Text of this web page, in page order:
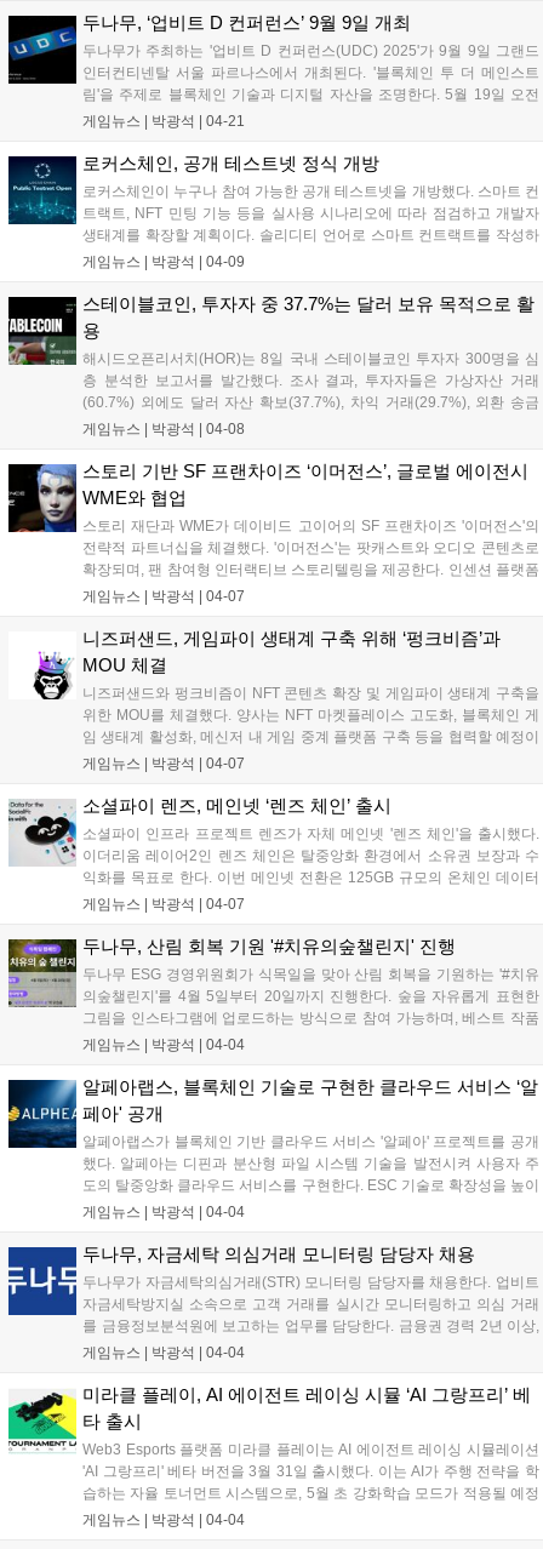
두나무, ‘업비트 D 컨퍼런스’ 9월 9일 개최
두나무가 주최하는 '업비트 D 컨퍼런스(UDC) 2025'가 9월 9일 그랜드
인터컨티넨탈 서울 파르나스에서 개최된다. '블록체인 투 더 메인스트
림'을 주제로 블록체인 기술과 디지털 자산을 조명한다. 5월 19일 오전
10시부터 얼리버드 티켓을, 6월 2일 오전 10시부터 공식 티켓을 판매한
런스다....
게임뉴스 | 박광석 04-21
로커스체인, 공개 테스트넷 정식 개방
로커스체인이 누구나 참여 가능한 공개 테스트넷을 개방했다. 스마트 컨
트랙트, NFT 민팅 기능 등을 실사용 시나리오에 따라 점검하고 개발자
생태계를 확장할 계획이다. 솔리디티 언어로 스마트 컨트랙트를 작성하
고 NFT를 민팅할 수 있으며, 강화된 익스플로러를 통해 트랜잭션 흐름을
능성도 시험할 예정이다....
게임뉴스 | 박광석 04-09
스테이블코인, 투자자 중 37.7%는 달러 보유 목적으로 활
용
해시드오픈리서치(HOR)는 8일 국내 스테이블코인 투자자 300명을 심
층 분석한 보고서를 발간했다. 조사 결과, 투자자들은 가상자산 거래
(60.7%) 외에도 달러 자산 확보(37.7%), 차익 거래(29.7%), 외환 송금
등 다양한 목적으로 스테이블코인을 활용하는 것으로 나타났다. 스테이
초반 남성이 주축을 이뤘다....
게임뉴스 | 박광석 04-08
스토리 기반 SF 프랜차이즈 ‘이머전스’, 글로벌 에이전시
WME와 협업
스토리 재단과 WME가 데이비드 고이어의 SF 프랜차이즈 '이머전스'의
전략적 파트너십을 체결했다. '이머전스'는 팟캐스트와 오디오 콘텐츠로
확장되며, 팬 참여형 인터랙티브 스토리텔링을 제공한다. 인센션 플랫폼
은 AI, 블록체인 기술을 활용해 팬과 창작자 간 협업을 지원하며, WME는
명 이상의 사용자를 확보하고, AI 스토리텔링 도구를 통해 12만 건 이상
의 공동 창작 세션을 진행했다....
게임뉴스 | 박광석 04-07
니즈퍼샌드, 게임파이 생태계 구축 위해 ‘펑크비즘’과
MOU 체결
니즈퍼샌드와 펑크비즘이 NFT 콘텐츠 확장 및 게임파이 생태계 구축을
위한 MOU를 체결했다. 양사는 NFT 마켓플레이스 고도화, 블록체인 게
임 생태계 활성화, 메신저 내 게임 중계 플랫폼 구축 등을 협력할 예정이
다. 펑크비즘은 새로운 NFT 프로젝트 '펑키 소사이어티'를 출시하여 K-
용한 T2E 게임 '토마콩즈'를 론칭했다....
게임뉴스 | 박광석 04-07
소셜파이 렌즈, 메인넷 ‘렌즈 체인’ 출시
소셜파이 인프라 프로젝트 렌즈가 자체 메인넷 '렌즈 체인'을 출시했다.
이더리움 레이어2인 렌즈 체인은 탈중앙화 환경에서 소유권 보장과 수
익화를 목표로 한다. 이번 메인넷 전환은 125GB 규모의 온체인 데이터
이전이 포함되었으며, 65만 개 이상의 이용자 프로필, 2800만 건의 소셜
어베일의 데이터 가용성을 활용해 대규모 소셜 데이터를 안정적으로 기
록할 수 있도록 지원한다....
게임뉴스 | 박광석 04-07
두나무, 산림 회복 기원 '#치유의숲챌린지' 진행
두나무 ESG 경영위원회가 식목일을 맞아 산림 회복을 기원하는 '#치유
의숲챌린지'를 4월 5일부터 20일까지 진행한다. 숲을 자유롭게 표현한
그림을 인스타그램에 업로드하는 방식으로 참여 가능하며, 베스트 작품
100명에게는 시드볼트 NFT 리미티드 에디션 등을 증정한다. 챌린지 참
다....
게임뉴스 | 박광석 04-04
알페아랩스, 블록체인 기술로 구현한 클라우드 서비스 ‘알
페아' 공개
알페아랩스가 블록체인 기반 클라우드 서비스 '알페아' 프로젝트를 공개
했다. 알페아는 디핀과 분산형 파일 시스템 기술을 발전시켜 사용자 주
도의 탈중앙화 클라우드 서비스를 구현한다. ESC 기술로 확장성을 높이
고, 엣지 샤딩 기술로 리소스 사용을 최적화했다. ESER 기술은 암호화
출원 중이며, 양자 컴퓨팅 저항 암호화 알고리즘도 적용 예정이다....
게임뉴스 | 박광석 04-04
두나무, 자금세탁 의심거래 모니터링 담당자 채용
두나무가 자금세탁의심거래(STR) 모니터링 담당자를 채용한다. 업비트
자금세탁방지실 소속으로 고객 거래를 실시간 모니터링하고 의심 거래
를 금융정보분석원에 보고하는 업무를 담당한다. 금융권 경력 2년 이상,
STR 업무 경험 1년 이상인 전문가를 채용하며, 2년 이상 STR 모니터링
명의 AML 인력을 운영 중이다....
게임뉴스 | 박광석 04-04
미라클 플레이, AI 에이전트 레이싱 시뮬 ‘AI 그랑프리’ 베
타 출시
Web3 Esports 플랫폼 미라클 플레이는 AI 에이전트 레이싱 시뮬레이션
'AI 그랑프리' 베타 버전을 3월 31일 출시했다. 이는 AI가 주행 전략을 학
습하는 자율 토너먼트 시스템으로, 5월 초 강화학습 모드가 적용될 예정
이다. 플레이어는 AI 성장 방향을 설정하고, 경기 결과는 dNFT 자산 가치
게임뉴스 | 박광석 04-04